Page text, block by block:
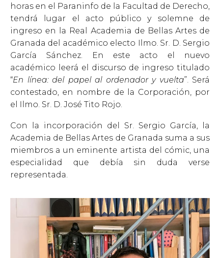
horas en el Paraninfo de la Facultad de Derecho,
tendrá lugar el acto público y solemne de
ingreso en la Real Academia de Bellas Artes de
Granada del académico electo Ilmo. Sr. D. Sergio
García Sánchez. En este acto el nuevo
académico leerá el discurso de ingreso titulado
“En línea: del papel al ordenador y vuelta”. Será
contestado, en nombre de la Corporación, por
el Ilmo. Sr. D. José Tito Rojo.
Con la incorporación del Sr. Sergio García, la
Academia de Bellas Artes de Granada suma a sus
miembros a un eminente artista del cómic, una
especialidad que debía sin duda verse
representada.